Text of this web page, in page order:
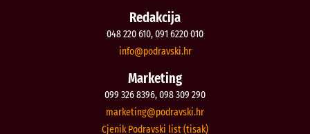
Redakcija
048 220 610, 091 6220 010
rh.iksvardop
@ofni
Marketing
099 326 8396, 098 309 290
rh.iksvardop
@gnitekram
Cjenik Podravski list (tisak)